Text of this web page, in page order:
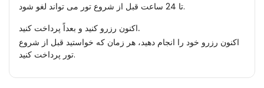
تا 24 ساعت قبل از شروع تور می تواند لغو شود.
اکنون رزرو کنید و بعداً پرداخت کنید.
اکنون رزرو خود را انجام دهید، هر زمان که خواستید قبل از شروع
تور پرداخت کنید.